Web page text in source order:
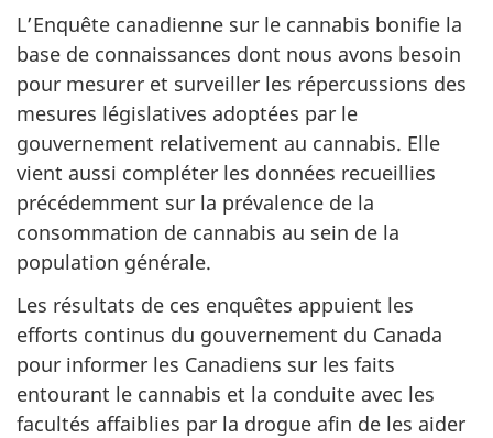
L’Enquête canadienne sur le cannabis bonifie la
base de connaissances dont nous avons besoin
pour mesurer et surveiller les répercussions des
mesures législatives adoptées par le
gouvernement relativement au cannabis. Elle
vient aussi compléter les données recueillies
précédemment sur la prévalence de la
consommation de cannabis au sein de la
population générale.
Les résultats de ces enquêtes appuient les
efforts continus du gouvernement du Canada
pour informer les Canadiens sur les faits
entourant le cannabis et la conduite avec les
facultés affaiblies par la drogue afin de les aider